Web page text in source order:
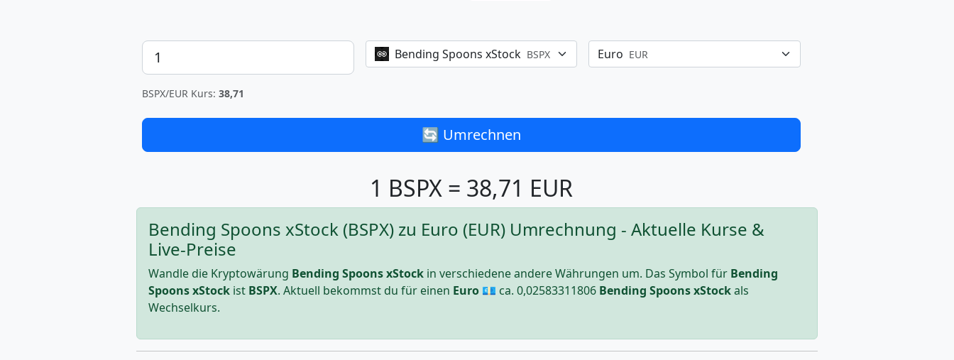
Betrag Bending Spoons xStock BSPX Euro EUR
BSPX/EUR Kurs: 38,71
🔄 Umrechnen
1 BSPX = 38,71 EUR
Bending Spoons xStock (BSPX) zu Euro (EUR) Umrechnung - Aktuelle Kurse &
Live-Preise
Wandle die Kryptowärung Bending Spoons xStock in verschiedene andere Währungen um. Das Symbol für Bending
Spoons xStock ist BSPX. Aktuell bekommst du für einen Euro 💶 ca. 0,02583311806 Bending Spoons xStockals
Wechselkurs.